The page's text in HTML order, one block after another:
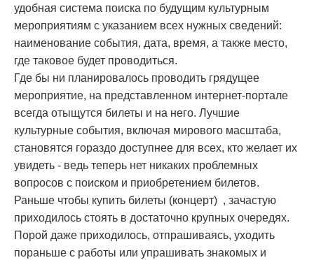
удобная система поиска по будущим культурным
мероприятиям с указанием всех нужных сведений:
наименование события, дата, время, а также место,
где таковое будет проводиться.
Где бы ни планировалось проводить грядущее
мероприятие, на представленном интернет-портале
всегда отыщутся билеты и на него. Лучшие
культурные события, включая мирового масштаба,
становятся гораздо доступнее для всех, кто желает их
увидеть - ведь теперь нет никаких проблемных
вопросов с поиском и приобретением билетов.
Раньше чтобы купить билеты (концерт) , зачастую
приходилось стоять в достаточно крупных очередях.
Порой даже приходилось, отпрашиваясь, уходить
пораньше с работы или упрашивать знакомых и